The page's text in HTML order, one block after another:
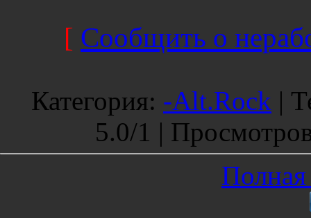
[ Сообщить о
Категория: -Alt.Rock |
5.0/1 |
Полная